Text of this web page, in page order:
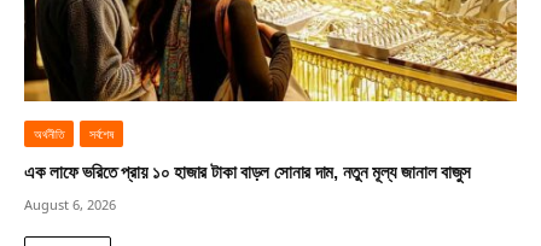
অর্থনীতি সর্বশেষ
এক লাফে ভরিতে প্রায় ১০ হাজার টাকা বাড়ল সোনার দাম, নতুন মূল্য জানাল বাজুস
August 6, 2026